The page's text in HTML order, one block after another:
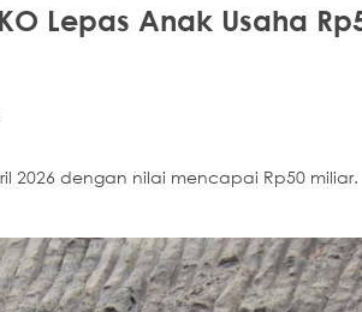
Lepas Anak Usaha
2026 dengan nilai mencapai Rp50 miliar.